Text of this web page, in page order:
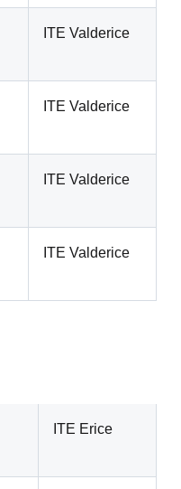
ITE Valderice
ITE Valderice
ITE Valderice
ITE Valderice
ITE Erice